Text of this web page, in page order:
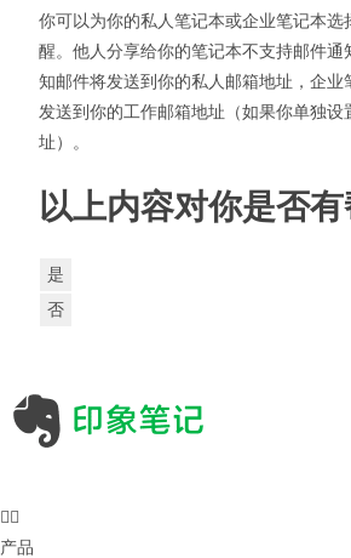
你可以为你的私人笔记本或企业笔记本选
醒。他人分享给你的笔记本不支持邮件通
知邮件将发送到你的私人邮箱地址，企业
发送到你的工作邮箱地址（如果你单独设
址）。
以上内容对你是否有
是
否
产品